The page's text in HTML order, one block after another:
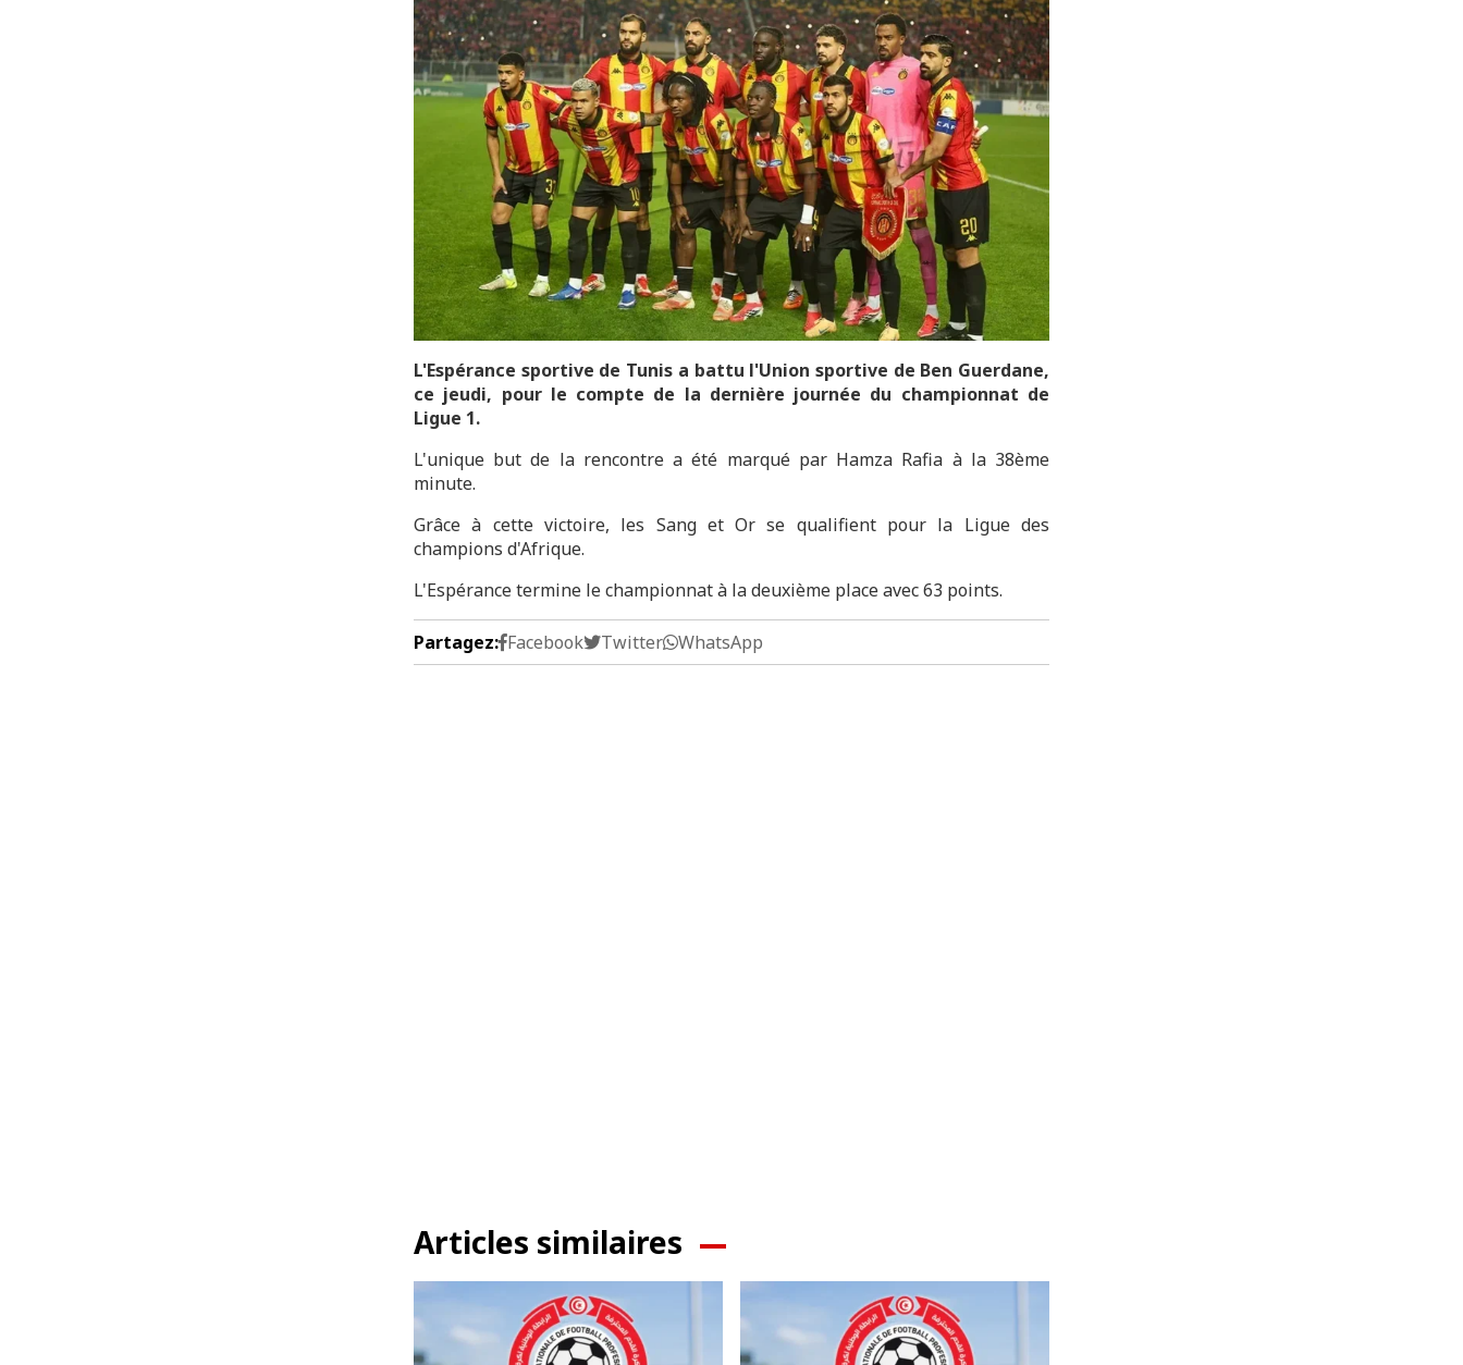
L'Espérance sportive de Tunis a battu l'Union sportive de Ben Guerdane,
ce jeudi, pour le compte de la dernière journée du championnat de
Ligue 1.
L'unique but de la rencontre a été marqué par Hamza Rafia à la 38ème
minute.
Grâce à cette victoire, les Sang et Or se qualifient pour la Ligue des
champions d'Afrique.
L'Espérance termine le championnat à la deuxième place avec 63 points.
Partagez: Facebook Twitter WhatsApp
Articles similaires